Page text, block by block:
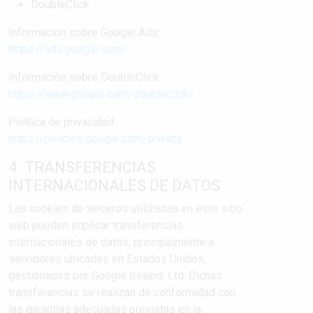
https://ads.google.com/
https://www.google.com/doubleclick/
https://policies.google.com/privacy